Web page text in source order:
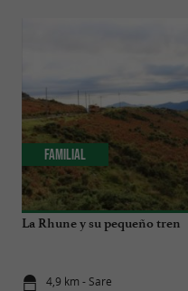
La Rhune y su pequeño tren
4,9 km - Sare
Familial